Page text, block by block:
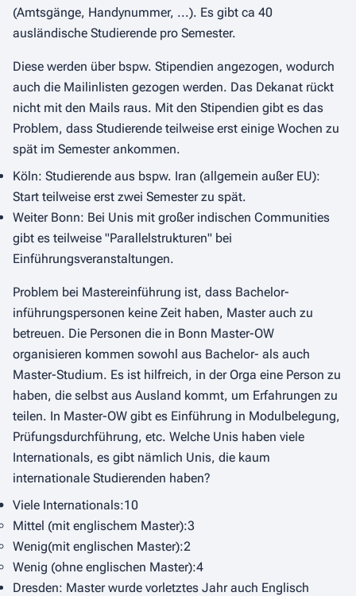
(Amtsgänge, Handynummer, ...). Es gibt ca 40
ausländische Studierende pro Semester.
Diese werden über bspw. Stipendien angezogen, wodurch
auch die Mailinlisten gezogen werden. Das Dekanat rückt
nicht mit den Mails raus. Mit den Stipendien gibt es das
Problem, dass Studierende teilweise erst einige Wochen zu
spät im Semester ankommen.
Köln: Studierende aus bspw. Iran (allgemein außer EU):
Start teilweise erst zwei Semester zu spät.
Weiter Bonn: Bei Unis mit großer indischen Communities
gibt es teilweise "Parallelstrukturen" bei
Einführungsveranstaltungen.
Problem bei Mastereinführung ist, dass Bachelor-
inführungspersonen keine Zeit haben, Master auch zu
betreuen. Die Personen die in Bonn Master-OW
organisieren kommen sowohl aus Bachelor- als auch
Master-Studium. Es ist hilfreich, in der Orga eine Person zu
haben, die selbst aus Ausland kommt, um Erfahrungen zu
teilen. In Master-OW gibt es Einführung in Modulbelegung,
Prüfungsdurchführung, etc. Welche Unis haben viele
Internationals, es gibt nämlich Unis, die kaum
internationale Studierenden haben?
Viele Internationals:10
Mittel (mit englischem Master):3
Wenig(mit englischen Master):2
Wenig (ohne englischen Master):4
Dresden: Master wurde vorletztes Jahr auch Englisch